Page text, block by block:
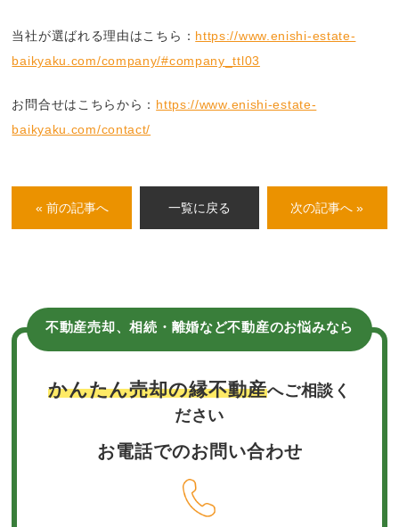
当社が選ばれる理由はこちら： https://www.enishi-estate-
baikyaku.com/company/#company_ttl03
お問合せはこちらから： https://www.enishi-estate-
baikyaku.com/contact/
« 前の記事へ 一覧に戻る 次の記事へ »
不動産売却、相続・離婚など不動産のお悩みなら
かんたん売却の縁不動産へご相談く
ださい
お電話でのお問い合わせ